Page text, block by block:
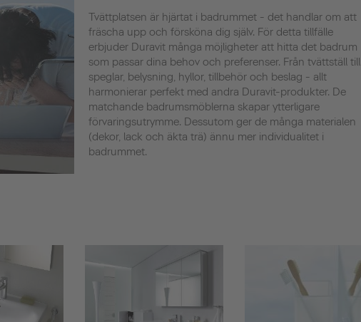
Tvättplatsen är hjärtat i badrummet - det handlar om att
fräscha upp och försköna dig själv. För detta tillfälle
erbjuder Duravit många möjligheter att hitta det badrum
som passar dina behov och preferenser. Från tvättställ till
speglar, belysning, hyllor, tillbehör och beslag - allt
harmonierar perfekt med andra Duravit-produkter. De
matchande badrumsmöblerna skapar ytterligare
förvaringsutrymme. Dessutom ger de många materialen
(dekor, lack och äkta trä) ännu mer individualitet i
badrummet.